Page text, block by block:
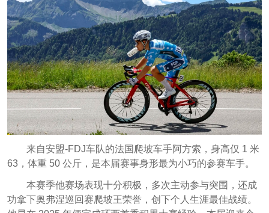
来自安盟-FDJ车队的法国爬坡车手阿方索，身高仅 1 米
63，体重 50 公斤，是本届赛事身形最为小巧的参赛车手。
本赛季他赛场表现十分积极，多次主动参与突围，还成
功拿下奥弗涅巡回赛爬坡王荣誉，创下个人生涯最佳战绩。